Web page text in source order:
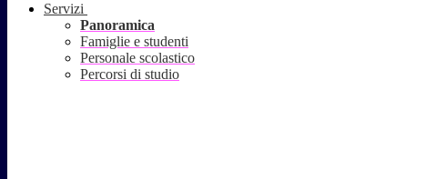
Servizi
Panoramica
Famiglie e studenti
Personale scolastico
Percorsi di studio